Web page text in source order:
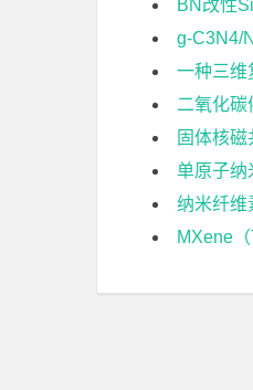
BN改性
g-C3N4/
一种三维
二氧化碳
固体核
单原子纳
纳米纤维
MXene